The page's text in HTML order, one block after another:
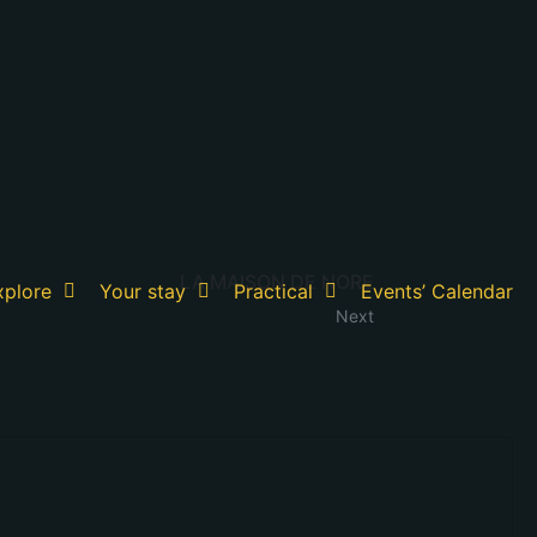
Your stay Practical Events’ Calendar
LA MAISON DE NORE
Next